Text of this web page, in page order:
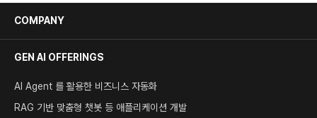
COMPANY
GEN AI OFFERINGS
AI Agent 를 활용한 비즈니스 자동화
RAG 기반 맞춤형 챗봇 등 애플리케이션 개발